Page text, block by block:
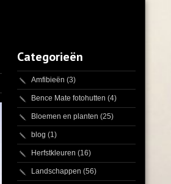
Categorieën
Amfibieën (3)
Bence Mate fotohutten (4)
Bloemen en planten (25)
blog (1)
Herfstkleuren (16)
Landschappen (56)